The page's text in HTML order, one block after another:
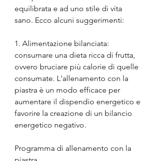
equilibrata e ad uno stile di vita
sano. Ecco alcuni suggerimenti:
1. Alimentazione bilanciata:
consumare una dieta ricca di frutta,
ovvero bruciare più calorie di quelle
consumate. L'allenamento con la
piastra è un modo efficace per
aumentare il dispendio energetico e
favorire la creazione di un bilancio
energetico negativo.
Programma di allenamento con la